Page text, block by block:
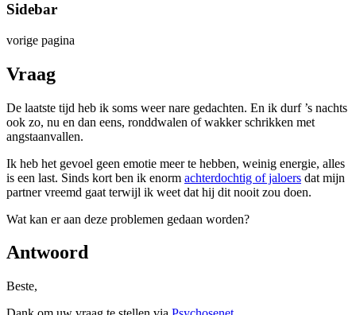
Sidebar
vorige pagina
Vraag
De laatste tijd heb ik soms weer nare gedachten. En ik durf ’s nachts
ook zo, nu en dan eens, ronddwalen of wakker schrikken met
angstaanvallen.
Ik heb het gevoel geen emotie meer te hebben, weinig energie, alles
is een last. Sinds kort ben ik enorm achterdochtig of jaloers dat mijn
partner vreemd gaat terwijl ik weet dat hij dit nooit zou doen.
Wat kan er aan deze problemen gedaan worden?
Antwoord
Beste,